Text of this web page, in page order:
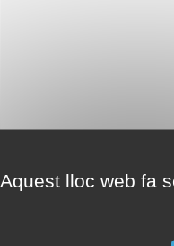
Aquest lloc web fa